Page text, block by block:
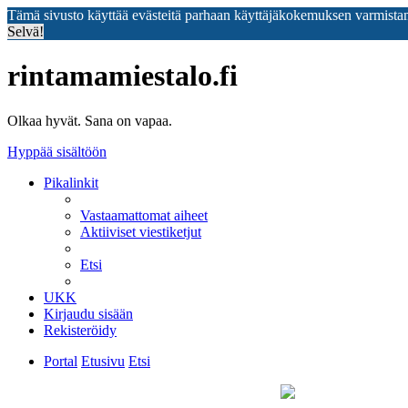
Tämä sivusto käyttää evästeitä parhaan käyttäjäkokemuksen
Selvä!
rintamamiestalo.fi
Olkaa hyvät. Sana on vapaa.
Hyppää sisältöön
Pikalinkit
Vastaamattomat aiheet
Aktiiviset viestiketjut
Etsi
UKK
Kirjaudu sisään
Rekisteröidy
Portal Etusivu Etsi